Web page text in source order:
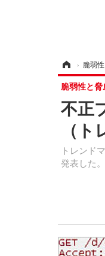
› 脆弱
不正
（
トレンド
発表した。
脆弱性と脅